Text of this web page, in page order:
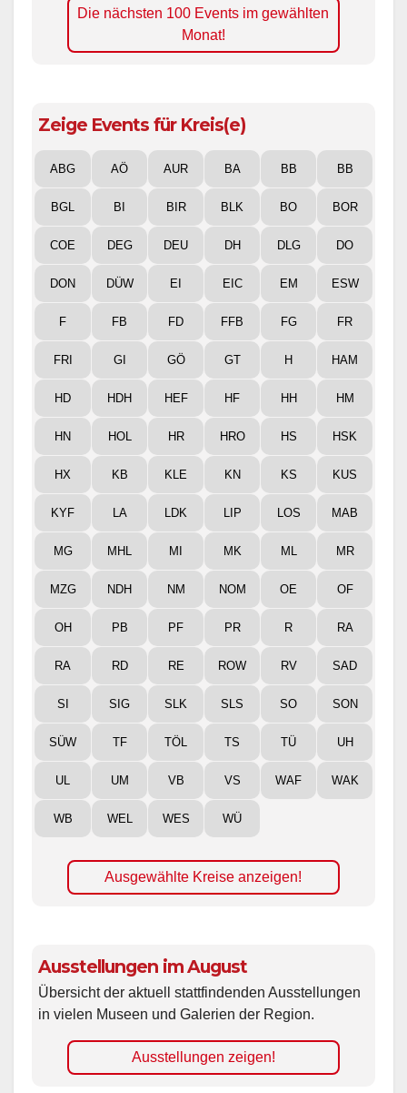
Die nächsten 100 Events im gewählten
Monat!
Zeige Events für Kreis(e)
ABG AÖ AUR BA BB BB
BGL BI BIR BLK BO BOR
COE DEG DEU DH DLG DO
DON DÜW EI EIC EM ESW
F FB FD FFB FG FR
FRI GI GÖ GT H HAM
HD HDH HEF HF HH HM
HN HOL HR HRO HS HSK
HX KB KLE KN KS KUS
KYF LA LDK LIP LOS MAB
MG MHL MI MK ML MR
MZG NDH NM NOM OE OF
OH PB PF PR R RA
RA RD RE ROW RV SAD
SI SIG SLK SLS SO SON
SÜW TF TÖL TS TÜ UH
UL UM VB VS WAF WAK
WB WEL WES WÜ
Ausgewählte Kreise anzeigen!
Ausstellungen im August
Übersicht der aktuell stattfindenden Ausstellungen
in vielen Museen und Galerien der Region.
Ausstellungen zeigen!